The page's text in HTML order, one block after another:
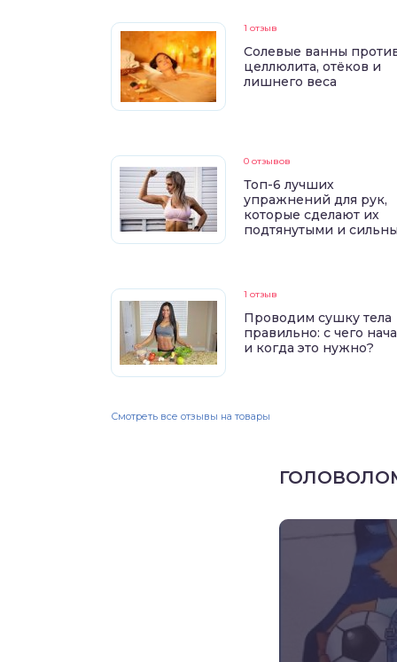
1 отзыв
Солевые ванны
целлюлита, отёков и
лишнего веса
0 отзывов
Топ-6 лучших
упражнений для рук,
которые сделают их
подтянутыми и
1 отзыв
Проводим сушку тела
правильно: с чего
и когда это нужно?
Смотреть все отзывы на товары